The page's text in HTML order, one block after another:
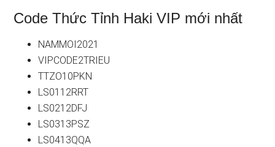
Code Thức Tỉnh Haki VIP mới nhất
NAMMOI2021
VIPCODE2TRIEU
TTZO10PKN
LS0112RRT
LS0212DFJ
LS0313PSZ
LS0413QQA